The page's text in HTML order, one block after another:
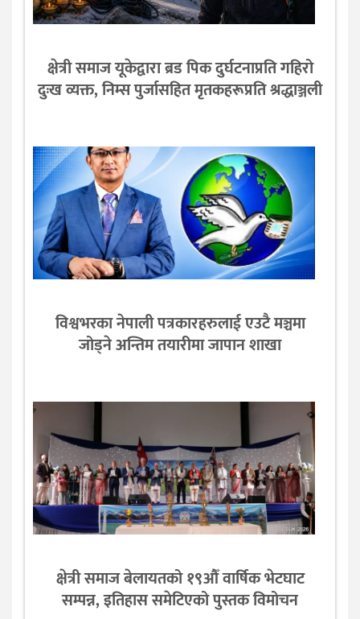
क्षेत्री समाज यूकेद्वारा ब्रड पिक दुर्घटनाप्रति गहिरो
दुःख व्यक्त, निम्स पुर्जासहित मृतकहरूप्रति श्रद्धाञ्जली
विश्वभरका नेपाली पत्रकारहरुलाई एउटै मञ्चमा
जोड्ने अन्तिम तयारीमा जापान शाखा
क्षेत्री समाज बेलायतको १९औँ वार्षिक भेटघाट
सम्पन्न, इतिहास समेटिएको पुस्तक विमोचन